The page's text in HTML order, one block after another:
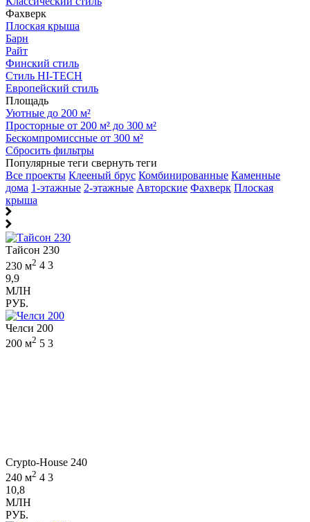
Фахверк
Плоская крыша
Барн
Райт
Финский стиль
Стиль HI-TECH
Европейский стиль
Площадь
Уютные до 200 м²
Просторные от 200 м² до 300 м²
Бескомпромиссные от 300 м²
Сбросить фильтры
Популярные теги свернуть теги
Все проекты Клееный брус Комбинированные Каменные
дома 1-этажные 2-этажные Авторские Фахверк Плоская
крыша
Тайсон 230
230 м2 4 3
9,9
МЛН
РУБ.
Челси 200
200 м2 5 3
Crypto-House 240
240 м2 4 3
10,8
МЛН
РУБ.